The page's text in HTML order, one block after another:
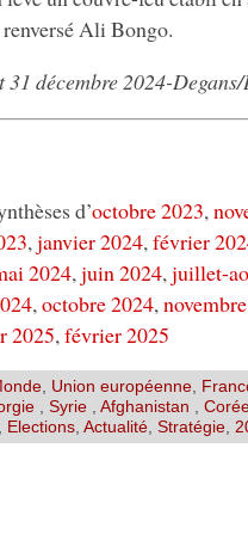
Ali Bongo.
décembre 2024-
d’octobre 2023,
, janvier 2024, février
2024, juin 2024, juillet-
, octobre 2024,
2025, février 2025
, Union européenne,
, Syrie , Afghanistan ,
Elections, Actualité, Stratégie,